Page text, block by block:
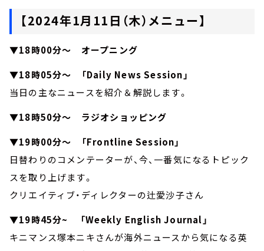
【2024年1月11日（木）メニュー】
▼18時00分～ オープニング
▼18時05分～ 「Daily News Session」
当日の主なニュースを紹介＆解説します。
▼18時50分～ ラジオショッピング
▼19時00分～ 「Frontline Session」
日替わりのコメンテーターが、今、一番気になるトピック
スを取り上げます。
クリエイティブ・ディレクターの辻愛沙子さん
▼19時45分~ 「Weekly English Journal」
キニマンス塚本ニキさんが海外ニュースから気になる英